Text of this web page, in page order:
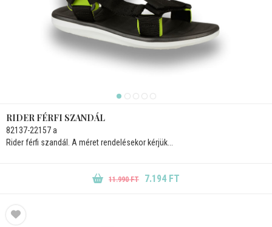
RIDER FÉRFI SZANDÁL
82137-22157 a
Rider férfi szandál. A méret rendelésekor kérjük...
11.990 FT 7.194 FT